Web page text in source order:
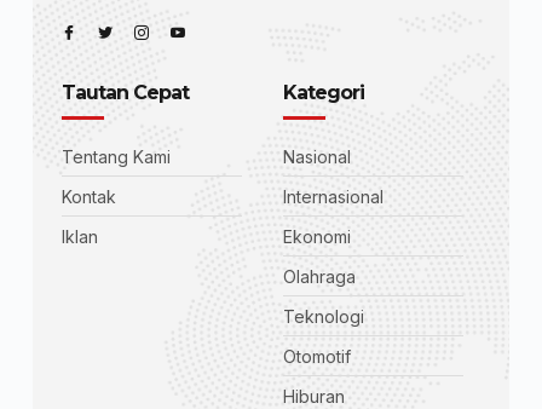
Tautan Cepat
Tentang Kami
Kontak
Iklan
Kategori
Nasional
Internasional
Ekonomi
Olahraga
Teknologi
Otomotif
Hiburan